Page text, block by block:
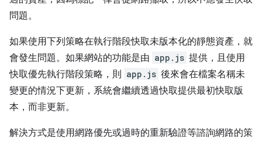
問題。
如果使用下列策略在執行階段快取未版本化的靜態資產，就
會發生問題。如果網站的功能是由 app.js 提供，且使用
快取優先執行階段策略，則 app.js 後來會在檔案名稱未
變更的情況下更新，系統會繼續透過快取提供最初快取版
本，而非更新。
解決方式是使用網路優先或過時的重新驗證等諮詢網路的策